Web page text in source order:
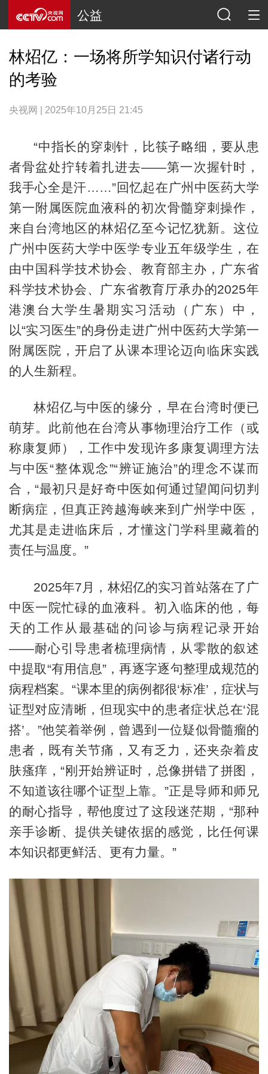
公益
林炤亿：一场将所学知识付诸行动
的考验
央视网 | 2025年10月25日 21:45
“中指长的穿刺针，比筷子略细，要从患
者骨盆处拧转着扎进去——第一次握针时，
我手心全是汗……”回忆起在广州中医药大学
第一附属医院血液科的初次骨髓穿刺操作，
来自台湾地区的林炤亿至今记忆犹新。这位
广州中医药大学中医学专业五年级学生，在
由中国科学技术协会、教育部主办，广东省
科学技术协会、广东省教育厅承办的2025年
港澳台大学生暑期实习活动（广东）中，
以“实习医生”的身份走进广州中医药大学第一
附属医院，开启了从课本理论迈向临床实践
的人生新程。
林炤亿与中医的缘分，早在台湾时便已
萌芽。此前他在台湾从事物理治疗工作（或
称康复师），工作中发现许多康复调理方法
与中医“整体观念”“辨证施治”的理念不谋而
合，“最初只是好奇中医如何通过望闻问切判
断病症，但真正跨越海峡来到广州学中医，
尤其是走进临床后，才懂这门学科里藏着的
责任与温度。”
2025年7月，林炤亿的实习首站落在了广
中医一院忙碌的血液科。初入临床的他，每
天的工作从最基础的问诊与病程记录开始
——耐心引导患者梳理病情，从零散的叙述
中提取“有用信息”，再逐字逐句整理成规范的
病程档案。“课本里的病例都很‘标准’，症状与
证型对应清晰，但现实中的患者症状总在‘混
搭’。”他笑着举例，曾遇到一位疑似骨髓瘤的
患者，既有关节痛，又有乏力，还夹杂着皮
肤瘙痒，“刚开始辨证时，总像拼错了拼图，
不知道该往哪个证型上靠。”正是导师和师兄
的耐心指导，帮他度过了这段迷茫期，“那种
亲手诊断、提供关键依据的感觉，比任何课
本知识都更鲜活、更有力量。”